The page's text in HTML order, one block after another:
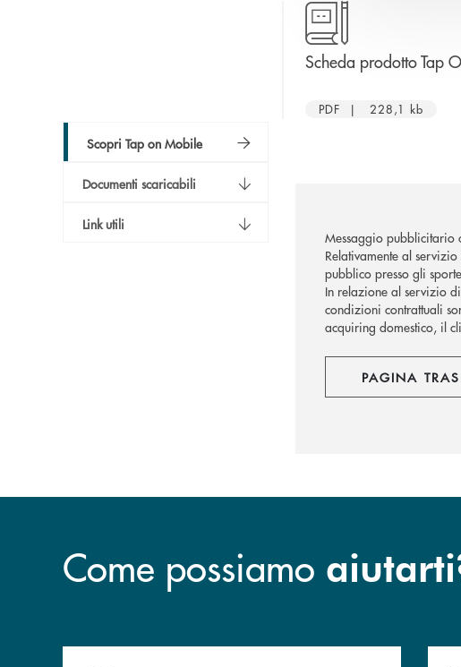
Scopri Tap on Mobile
Documenti scaricabili
Link utili
Scheda prodotto Tap
PDF | 228,1 kb
Messaggio pubblicitario
Relativamente al
pubblico presso gli
In relazione al servizio
condizioni contrattuali
acquiring domestico, il
PAGINA
Come possiamo aiutarti